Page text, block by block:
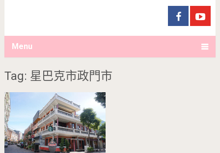
Menu
Tag: 星巴克市政門市